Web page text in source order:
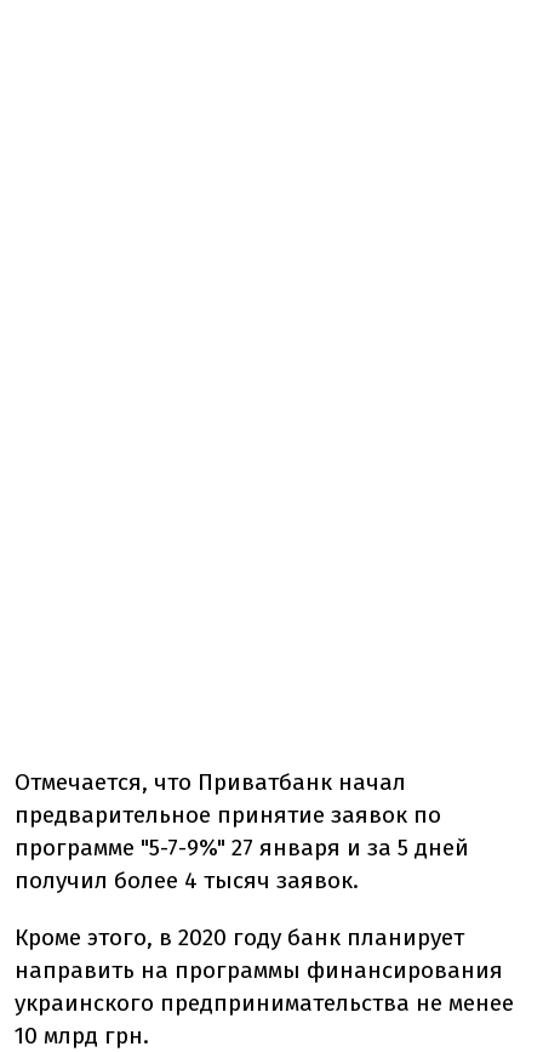
Отмечается, что Приватбанк начал
предварительное принятие заявок по
программе "5-7-9%" 27 января и за 5 дней
получил более 4 тысяч заявок.
Кроме этого, в 2020 году банк планирует
направить на программы финансирования
украинского предпринимательства не менее
10 млрд грн.